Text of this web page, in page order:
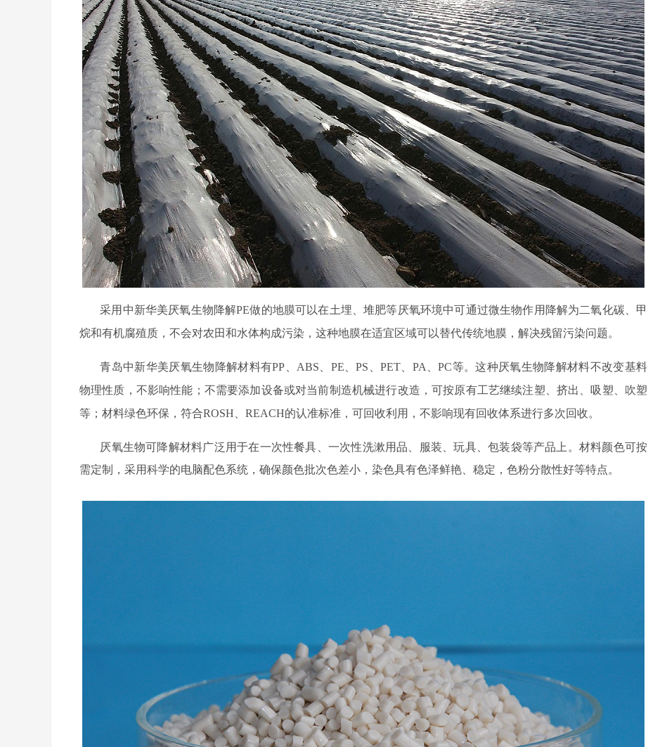
采用中新华美厌氧生物降解PE做的地膜可以在土埋、堆肥等厌氧环境中可通过微生物作用降解为二氧化碳、甲
烷和有机腐殖质，不会对农田和水体构成污染，这种地膜在适宜区域可以替代传统地膜，解决残留污染问题。
青岛中新华美厌氧生物降解材料有PP、ABS、PE、PS、PET、PA、PC等。这种厌氧生物降解材料不改变基料
物理性质，不影响性能；不需要添加设备或对当前制造机械进行改造，可按原有工艺继续注塑、挤出、吸塑、吹塑
等；材料绿色环保，符合ROSH、REACH的认准标准，可回收利用，不影响现有回收体系进行多次回收。
厌氧生物可降解材料广泛用于在一次性餐具、一次性洗漱用品、服装、玩具、包装袋等产品上。材料颜色可按
需定制，采用科学的电脑配色系统，确保颜色批次色差小，染色具有色泽鲜艳、稳定，色粉分散性好等特点。